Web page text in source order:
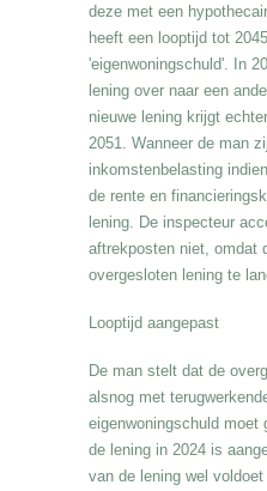
deze met een
heeft een looptijd tot
'eigenwoningschuld'. In
lening over naar een
nieuwe lening krijgt
2051. Wanneer de man
inkomstenbelasting
de rente en
lening. De inspecteur
aftrekposten niet, omdat
overgesloten lening te
Looptijd aangepast
De man stelt dat de
alsnog met
eigenwoningschuld moet
de lening in 2024 is
van de lening wel